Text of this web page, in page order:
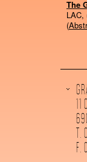
The
LAC,
(
T.
F.